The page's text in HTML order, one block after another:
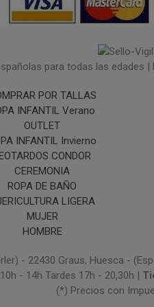
para todas las edades
POR TALLAS
INFANTIL Verano
OUTLET
INFANTIL Invierno
CONDOR
CEREMONIA
ROPA DE BAÑO
LIGERA
MUJER
HOMBRE
- 22430 Graus, Huesca -
- 14h Tardes 17h - 20,30h |
(*) Precios con